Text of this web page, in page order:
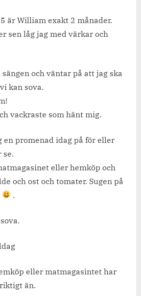
(nya
är William exakt 2 månader.
sen låg jag med värkar och
och väntar på att jag ska
kan sova.
vackraste som hänt mig.
en promenad idag på för eller
se.
eller hemköp och
och ost och tomater. Sugen på
.
eller matmagasintet har
än.